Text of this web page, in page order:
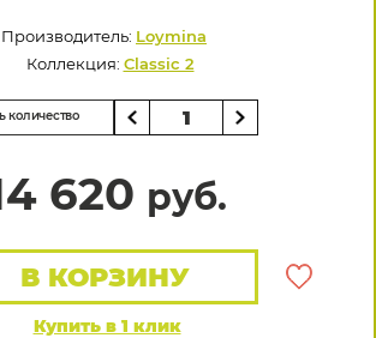
Производитель: Loymina
Коллекция: Classic 2
количество
620 руб.
Купить в 1 клик
В КОРЗИНУ